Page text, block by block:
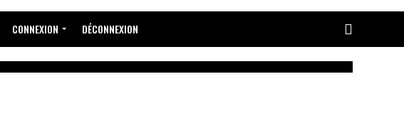
CONNEXION DÉCONNEXION